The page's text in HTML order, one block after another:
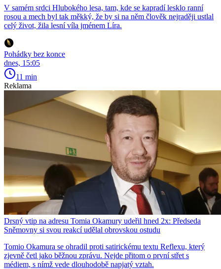
V samém srdci Hlubokého lesa, tam, kde se kapradí lesklo ranní
rosou a mech byl tak měkký, že by si na něm člověk nejraději ustlal
celý život, žila lesní víla jménem Líra.
Pohádky bez konce
dnes, 15:05
11 min
Reklama
Drsný vtip na adresu Tomia Okamury udeřil hned 2x: Předseda
Sněmovny si svou reakcí udělal obrovskou ostudu
Tomio Okamura se ohradil proti satirickému textu Reflexu, který
zjevně četl jako běžnou zprávu. Nejde přitom o první střet s
médiem, s nímž vede dlouhodobě napjatý vztah.